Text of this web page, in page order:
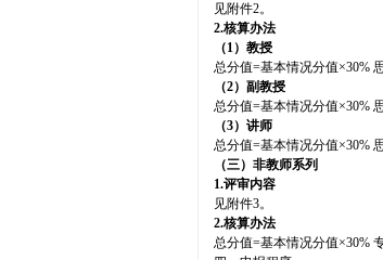
见附件2。
2.核算办法
（1）教授
总分值=基本情况分值×30%
（2）副教授
总分值=基本情况分值×30%
（3）讲师
总分值=基本情况分值×30%
（三）非教师系列
1.评审内容
见附件3。
2.核算办法
总分值=基本情况分值×30%